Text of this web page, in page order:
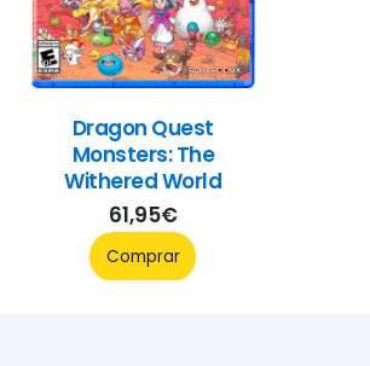
Dragon Quest
Monsters: The
Withered World
61,95€
Comprar